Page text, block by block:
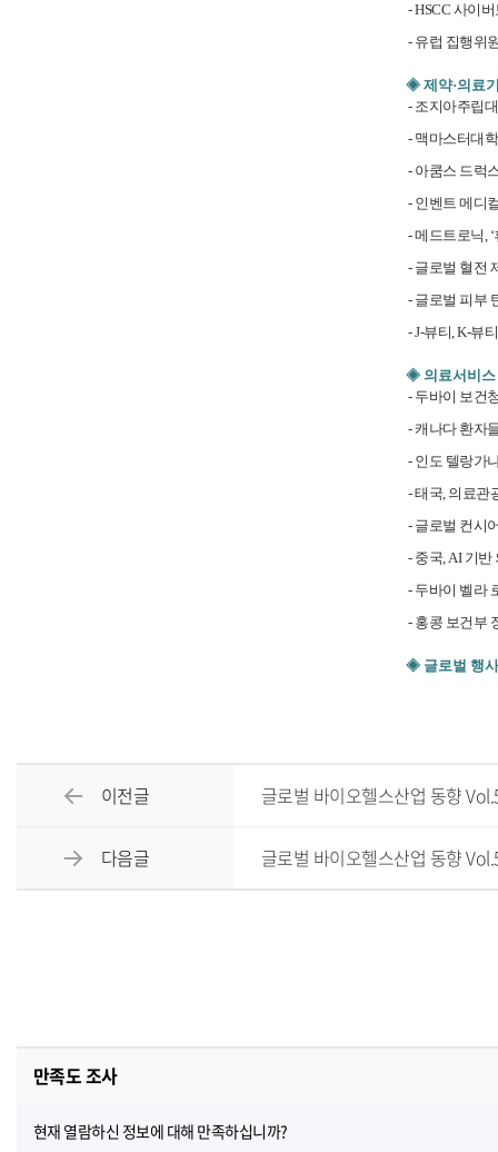
- HSCC 사이
- 유럽 집행위
◈ 제약·의료
- 조지아주립
- 맥마스터대
- 아쿰스 드럭
- 인벤트 메디
- 메드트로닉,
- 글로벌 혈전
- 글로벌 피부
- J-뷰티, K-뷰
◈ 의료서비스
- 두바이 보건
- 캐나다 환자
- 인도 텔랑가
- 태국, 의료관
- 글로벌 컨시
- 중국, AI 기
- 두바이 벨라
- 홍콩 보건부
◈ 글로벌 행사
이전글 글로벌 바이오헬스산업 동향
다음글 글로벌 바이오헬스산업 동향
만족도 조사
현재 열람하신 정보에 대해 만족하십니까?